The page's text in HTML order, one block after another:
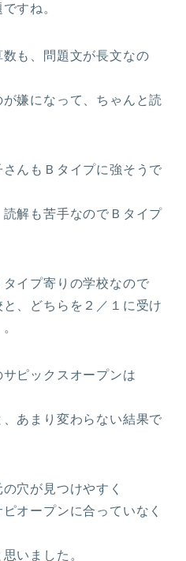
すね。
も、問題文が長文なの
嫌になって、ちゃんと読
んもＢタイプに強そうで
解も苦手なのでＢタイプ
イプ寄りの学校なので
、どちらを２／１に受け
ピックスオープンは
あまり変わらない結果で
穴が見つけやすく
オープンに合っていなく
いました。